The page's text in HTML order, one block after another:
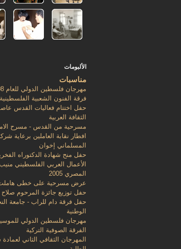
الألبومات
مناسبات
مهرجان
فرقة الفنون الشعبية الفلسطينية
حفل اختتام فعاليات القدس
الثقافة العربية
مسرحية من القدس - مسرح
افطار نقابة العاملين برعاية
المسلماني إخوان
حفل منح شهادة الدكتوراه
الأعمال العربي الفلسطيني
المصري 2005
عرض مسرحية على خطى
حفل توزيع جائزة المرحوم
حفل فرقة دام للراب - جامعة
الوطنية
مهرجان فلسطين الدولي
الفرقة الصوفية التركية
المهرجان الثقافي الثاني